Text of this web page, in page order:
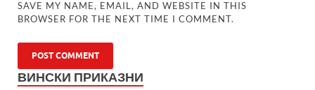
SAVE MY NAME, EMAIL, AND WEBSITE IN THIS
BROWSER FOR THE NEXT TIME I COMMENT.
ВИНСКИ ПРИКАЗНИ